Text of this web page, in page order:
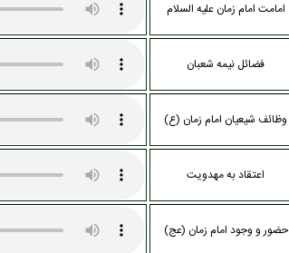
امامت امام زمان علیه السلام
فضائل نیمه شعبان
وظائف شیعیان امام زمان (ع)
اعتقاد به مهدویت
حضور و وجود امام زمان (عج)